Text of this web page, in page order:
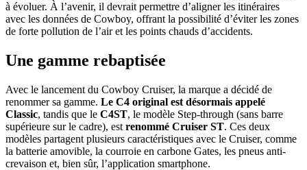
à évoluer. À l’avenir, il devrait permettre d’aligner les itinéraires
avec les données de Cowboy, offrant la possibilité d’éviter les zones
de forte pollution de l’air et les points chauds d’accidents.
Une gamme rebaptisée
Avec le lancement du Cowboy Cruiser, la marque a décidé de
renommer sa gamme. Le C4 original est désormais appelé
Classic, tandis que le C4ST, le modèle Step-through (sans barre
supérieure sur le cadre), est renommé Cruiser ST. Ces deux
modèles partagent plusieurs caractéristiques avec le Cruiser, comme
la batterie amovible, la courroie en carbone Gates, les pneus anti-
crevaison et, bien sûr, l’application smartphone.